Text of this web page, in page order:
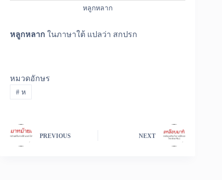
หลูกหลาก
หลูกหลาก ในภาษาใต้ แปลว่า สกปรก
หมวดอักษร
#ห
PREVIOUS NEXT